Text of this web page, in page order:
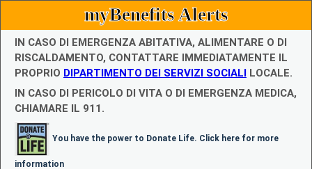
myBenefits Alerts
IN CASO DI EMERGENZA ABITATIVA, ALIMENTARE O DI
RISCALDAMENTO, CONTATTARE IMMEDIATAMENTE IL
PROPRIO DIPARTIMENTO DEI SERVIZI SOCIALI LOCALE.
IN CASO DI PERICOLO DI VITA O DI EMERGENZA MEDICA,
CHIAMARE IL 911.
You have the power to Donate Life. Click here for more
information